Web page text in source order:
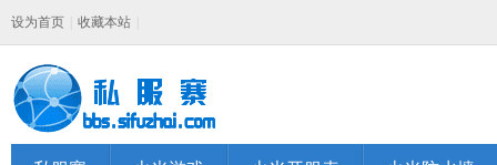
设为首页 收藏本站